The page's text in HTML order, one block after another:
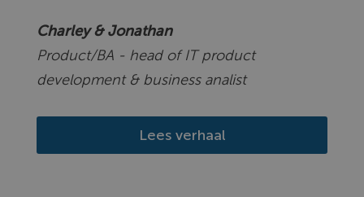
Charley & Jonathan
Product/BA - head of IT product
development & business analist
Lees verhaal